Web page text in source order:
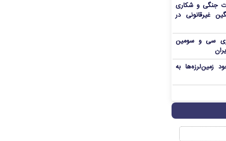
جنگی و شکاری
غیرقانونی در
سی و سومین
زمین‌لرزه‌ها به